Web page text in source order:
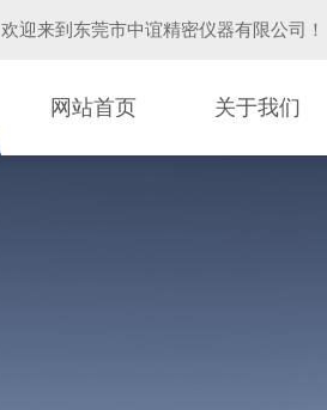
欢迎来到 东莞市中谊精密仪器有限公司 ！
网站首页 关于我们